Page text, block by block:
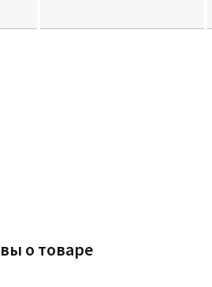
о товаре